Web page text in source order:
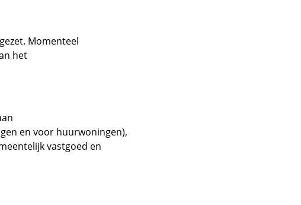
Momenteel
het
en voor huurwoningen),
vastgoed en